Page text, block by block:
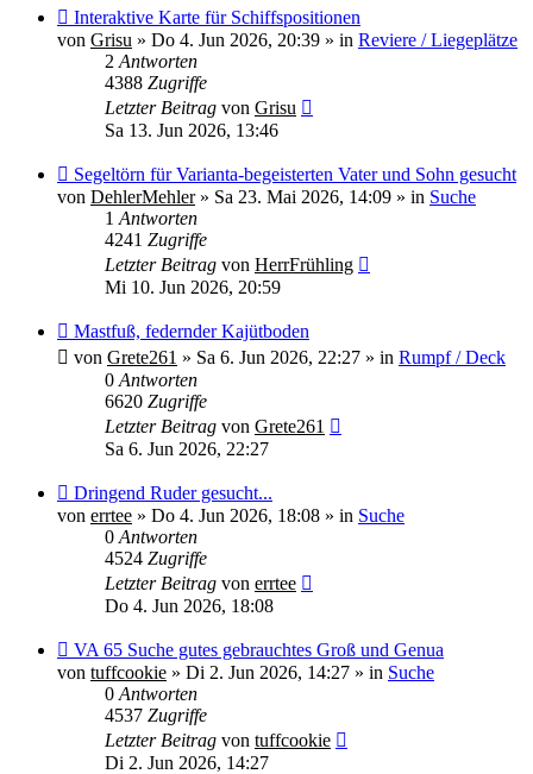
Neuer
Beitrag
Interaktive Karte für Schiffspositionen
von Grisu » Do 4. Jun 2026, 20:39 » in Reviere / Liegeplätze
2 Antworten
4388 Zugriffe
Letzter Beitrag von Grisu
Sa 13. Jun 2026, 13:46
Neuer
Beitrag
Segeltörn für Varianta-begeisterten Vater und Sohn gesucht
von DehlerMehler» Sa 23. Mai 2026, 14:09 » in Suche
1 Antworten
4241 Zugriffe
Letzter Beitrag von HerrFrühling
Mi 10. Jun 2026, 20:59
Neuer
Beitrag
Mastfuß, federnder Kajütboden
von Grete261 » Sa 6. Jun 2026, 22:27 » in Rumpf / Deck
0 Antworten
6620 Zugriffe
Letzter Beitrag von Grete261
Sa 6. Jun 2026, 22:27
Neuer
Beitrag
Dringend Ruder gesucht...
von errtee » Do 4. Jun 2026, 18:08 » in Suche
0 Antworten
4524 Zugriffe
Letzter Beitrag von errtee
Do 4. Jun 2026, 18:08
Neuer
Beitrag
VA 65 Suche gutes gebrauchtes Groß und Genua
von tuffcookie » Di 2. Jun 2026, 14:27 » in Suche
0 Antworten
4537 Zugriffe
Letzter Beitrag von tuffcookie
Di 2. Jun 2026, 14:27